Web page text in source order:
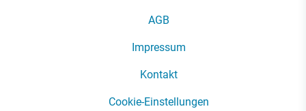
AGB
Impressum
Kontakt
Cookie-Einstellungen